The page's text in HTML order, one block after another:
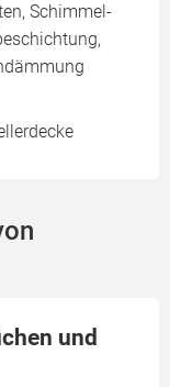
Schimmel-
und